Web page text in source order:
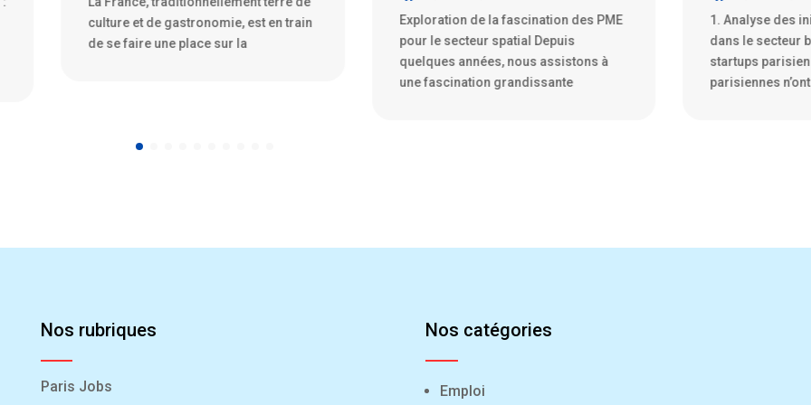
Exploration de la fascination des PME
pour le secteur spatial Depuis
1. Analyse des initiatives disruptives
dans le secteur bancaire par les
startups parisiennes Les startups
parisiennes n’ont pas froid
Les
vivier
parisiennes ne
symbole de la
Nos rubriques
Paris Jobs
Nos catégories
Emploi